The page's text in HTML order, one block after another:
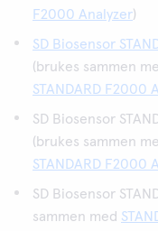
F2000 Analyzer)
SD Biosensor
(brukes sammen
STANDARD F2000
SD Biosensor
(brukes sammen
STANDARD F2000
SD Biosensor
sammen med